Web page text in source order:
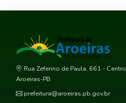
Rua Zeferino de Paula, 661 - Centro
Aroeiras-PB
prefeitura@aroeiras.pb.gov.br